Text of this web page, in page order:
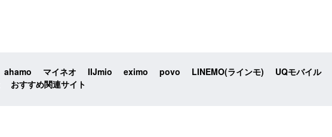
ahamo マイネオ IIJmio eximo povo LINEMO(ラインモ) UQモバイル
おすすめ関連サイト